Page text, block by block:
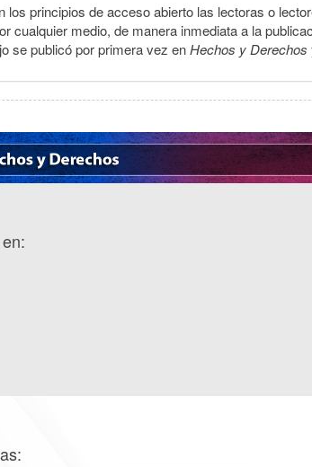
los principios de acceso abierto las lectoras o
cualquier medio, de manera inmediata a la
se publicó por primera vez enHechos y Derechos